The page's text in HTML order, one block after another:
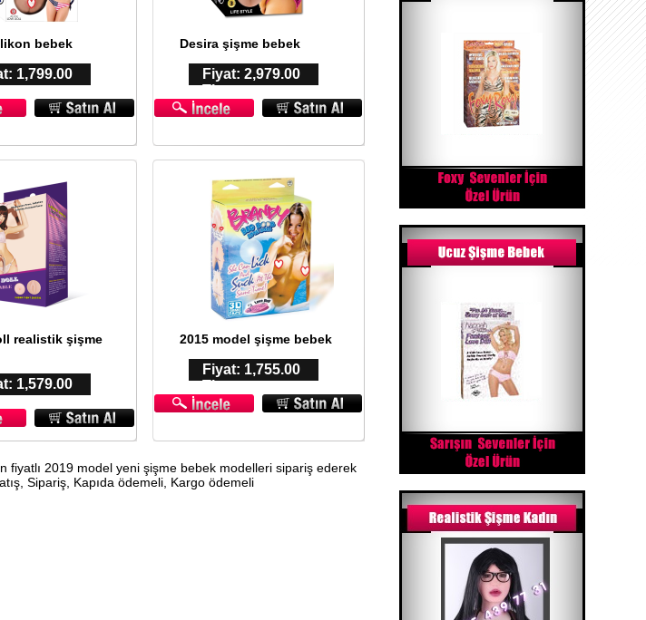
bebek
1,799.00
Desira şişme bebek
Fiyat: 2,979.00
TL
realistik şişme
1,579.00
2015 model şişme bebek
Fiyat: 1,755.00
TL
fiyatlı 2019 model yeni şişme bebek modelleri sipariş ederek
Sipariş, Kapıda ödemeli, Kargo ödemeli